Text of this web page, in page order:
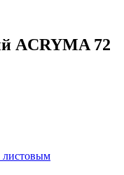
ACRYMA 72